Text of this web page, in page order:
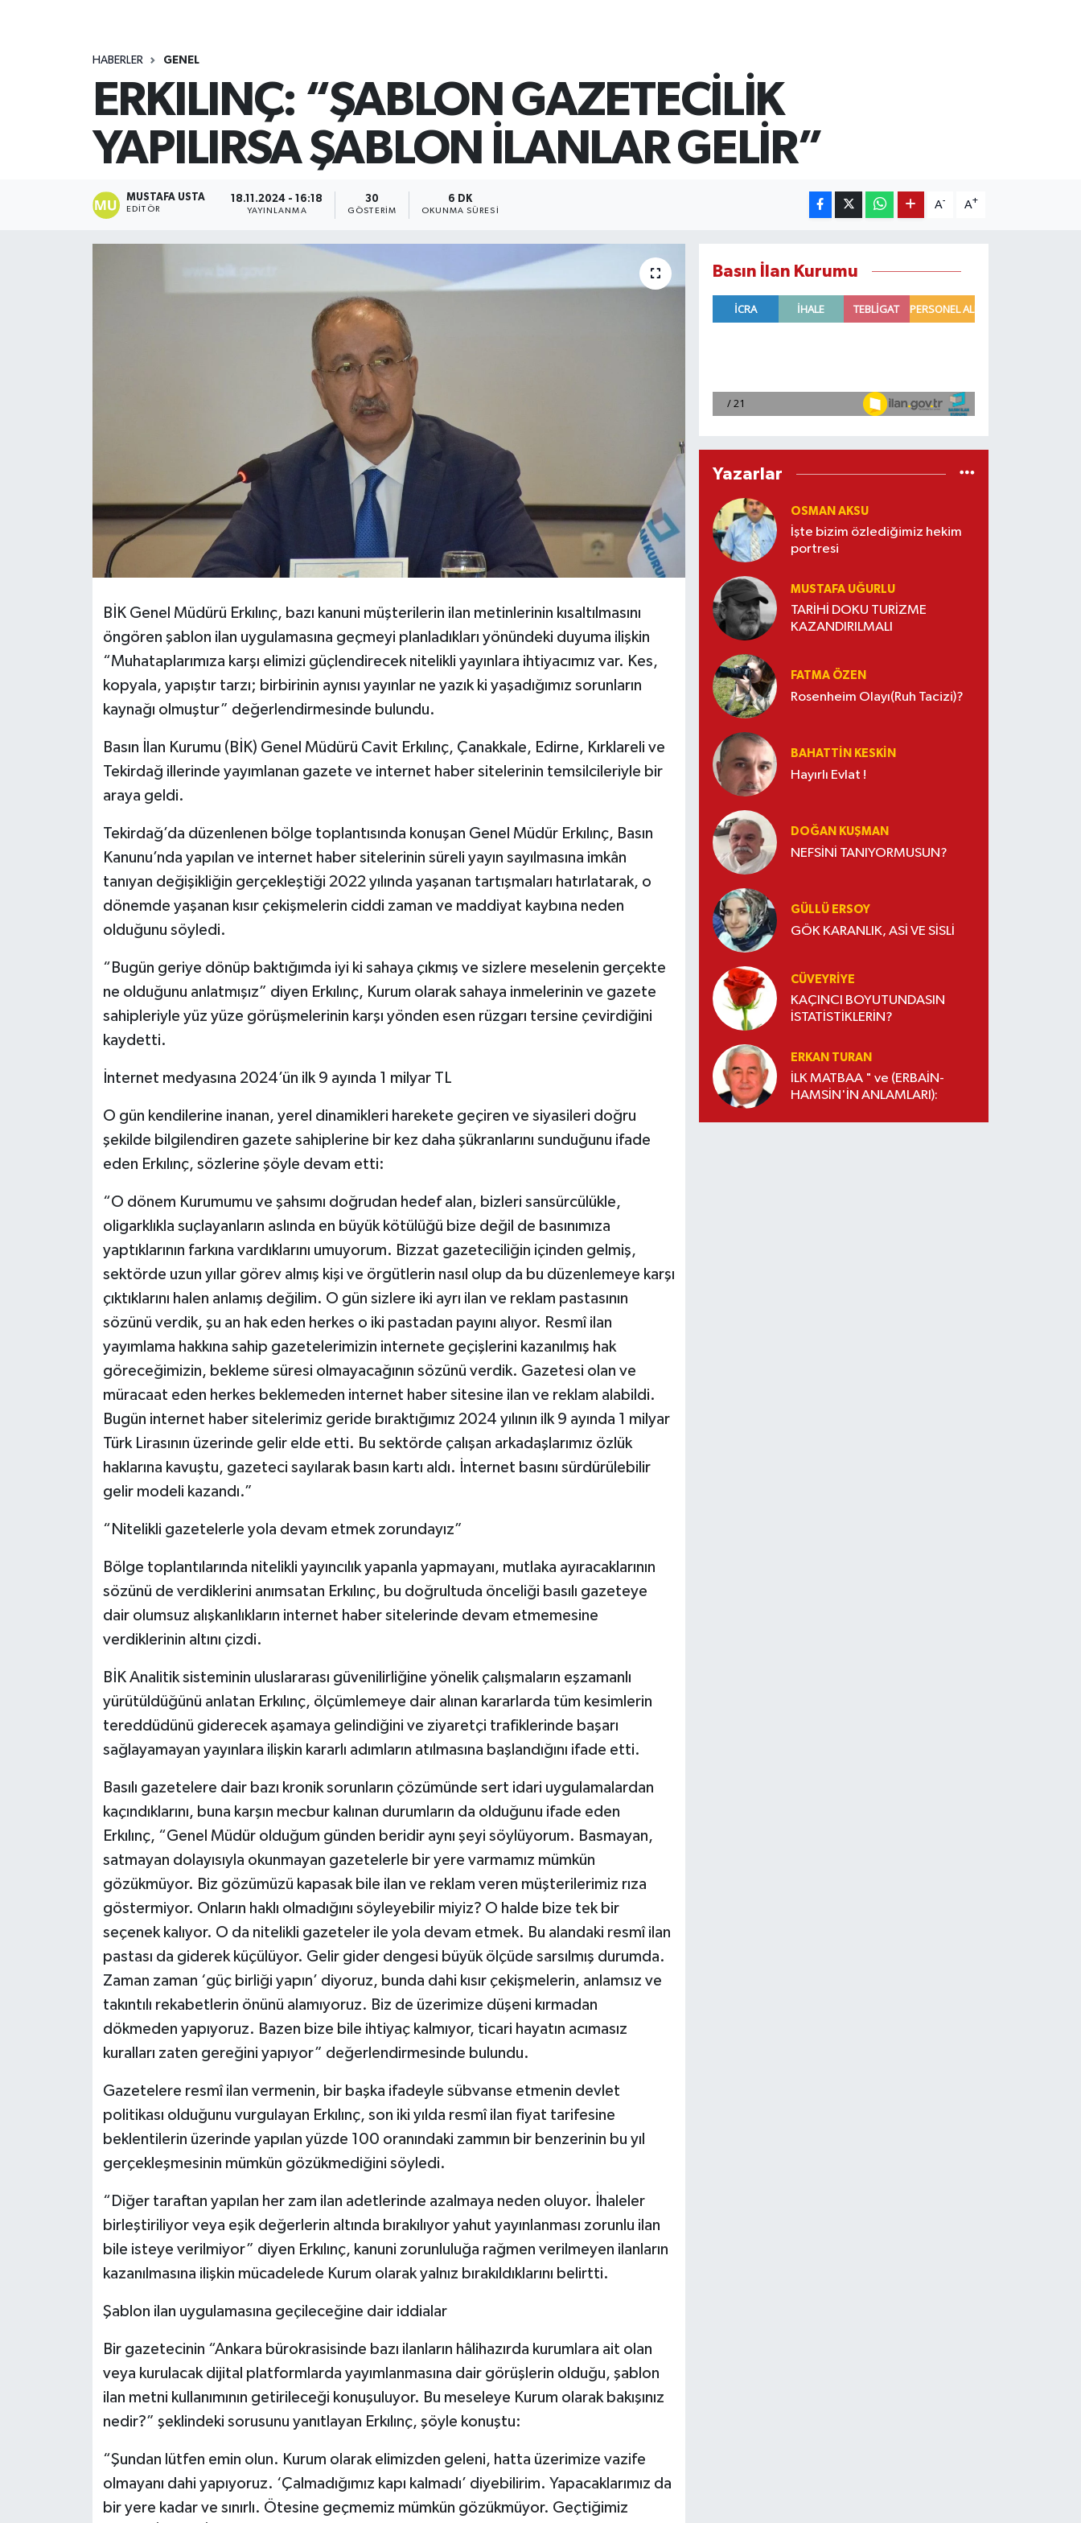
HABERLER GENEL
ERKILINÇ: “ŞABLON GAZETECİLİK
YAPILIRSA ŞABLON İLANLAR GELİR”
MUSTAFA USTA
EDITÖR
18.11.2024 - 16:18
YAYINLANMA
30
GÖSTERIM
6 DK
OKUNMA SÜRESI
A- A+
BİK Genel Müdürü Erkılınç, bazı kanuni müşterilerin ilan metinlerinin kısaltılmasını
öngören şablon ilan uygulamasına geçmeyi planladıkları yönündeki duyuma ilişkin
“Muhataplarımıza karşı elimizi güçlendirecek nitelikli yayınlara ihtiyacımız var. Kes,
kopyala, yapıştır tarzı; birbirinin aynısı yayınlar ne yazık ki yaşadığımız sorunların
kaynağı olmuştur” değerlendirmesinde bulundu.
Basın İlan Kurumu (BİK) Genel Müdürü Cavit Erkılınç, Çanakkale, Edirne, Kırklareli ve
Tekirdağ illerinde yayımlanan gazete ve internet haber sitelerinin temsilcileriyle bir
araya geldi.
Tekirdağ’da düzenlenen bölge toplantısında konuşan Genel Müdür Erkılınç, Basın
Kanunu’nda yapılan ve internet haber sitelerinin süreli yayın sayılmasına imkân
tanıyan değişikliğin gerçekleştiği 2022 yılında yaşanan tartışmaları hatırlatarak, o
dönemde yaşanan kısır çekişmelerin ciddi zaman ve maddiyat kaybına neden
olduğunu söyledi.
“Bugün geriye dönüp baktığımda iyi ki sahaya çıkmış ve sizlere meselenin gerçekte
ne olduğunu anlatmışız” diyen Erkılınç, Kurum olarak sahaya inmelerinin ve gazete
sahipleriyle yüz yüze görüşmelerinin karşı yönden esen rüzgarı tersine çevirdiğini
kaydetti.
İnternet medyasına 2024’ün ilk 9 ayında 1 milyar TL
O gün kendilerine inanan, yerel dinamikleri harekete geçiren ve siyasileri doğru
şekilde bilgilendiren gazete sahiplerine bir kez daha şükranlarını sunduğunu ifade
eden Erkılınç, sözlerine şöyle devam etti:
“O dönem Kurumumu ve şahsımı doğrudan hedef alan, bizleri sansürcülükle,
oligarklıkla suçlayanların aslında en büyük kötülüğü bize değil de basınımıza
yaptıklarının farkına vardıklarını umuyorum. Bizzat gazeteciliğin içinden gelmiş,
sektörde uzun yıllar görev almış kişi ve örgütlerin nasıl olup da bu düzenlemeye karşı
çıktıklarını halen anlamış değilim. O gün sizlere iki ayrı ilan ve reklam pastasının
sözünü verdik, şu an hak eden herkes o iki pastadan payını alıyor. Resmî ilan
yayımlama hakkına sahip gazetelerimizin internete geçişlerini kazanılmış hak
göreceğimizin, bekleme süresi olmayacağının sözünü verdik. Gazetesi olan ve
müracaat eden herkes beklemeden internet haber sitesine ilan ve reklam alabildi.
Bugün internet haber sitelerimiz geride bıraktığımız 2024 yılının ilk 9 ayında 1 milyar
Türk Lirasının üzerinde gelir elde etti. Bu sektörde çalışan arkadaşlarımız özlük
haklarına kavuştu, gazeteci sayılarak basın kartı aldı. İnternet basını sürdürülebilir
gelir modeli kazandı.”
“Nitelikli gazetelerle yola devam etmek zorundayız”
Bölge toplantılarında nitelikli yayıncılık yapanla yapmayanı, mutlaka ayıracaklarının
sözünü de verdiklerini anımsatan Erkılınç, bu doğrultuda önceliği basılı gazeteye
dair olumsuz alışkanlıkların internet haber sitelerinde devam etmemesine
verdiklerinin altını çizdi.
BİK Analitik sisteminin uluslararası güvenilirliğine yönelik çalışmaların eşzamanlı
yürütüldüğünü anlatan Erkılınç, ölçümlemeye dair alınan kararlarda tüm kesimlerin
tereddüdünü giderecek aşamaya gelindiğini ve ziyaretçi trafiklerinde başarı
sağlayamayan yayınlara ilişkin kararlı adımların atılmasına başlandığını ifade etti.
Basılı gazetelere dair bazı kronik sorunların çözümünde sert idari uygulamalardan
kaçındıklarını, buna karşın mecbur kalınan durumların da olduğunu ifade eden
Erkılınç, “Genel Müdür olduğum günden beridir aynı şeyi söylüyorum. Basmayan,
satmayan dolayısıyla okunmayan gazetelerle bir yere varmamız mümkün
gözükmüyor. Biz gözümüzü kapasak bile ilan ve reklam veren müşterilerimiz rıza
göstermiyor. Onların haklı olmadığını söyleyebilir miyiz? O halde bize tek bir
seçenek kalıyor. O da nitelikli gazeteler ile yola devam etmek. Bu alandaki resmî ilan
pastası da giderek küçülüyor. Gelir gider dengesi büyük ölçüde sarsılmış durumda.
Zaman zaman ‘güç birliği yapın’ diyoruz, bunda dahi kısır çekişmelerin, anlamsız ve
takıntılı rekabetlerin önünü alamıyoruz. Biz de üzerimize düşeni kırmadan
dökmeden yapıyoruz. Bazen bize bile ihtiyaç kalmıyor, ticari hayatın acımasız
kuralları zaten gereğini yapıyor” değerlendirmesinde bulundu.
Gazetelere resmî ilan vermenin, bir başka ifadeyle sübvanse etmenin devlet
politikası olduğunu vurgulayan Erkılınç, son iki yılda resmî ilan fiyat tarifesine
beklentilerin üzerinde yapılan yüzde 100 oranındaki zammın bir benzerinin bu yıl
gerçekleşmesinin mümkün gözükmediğini söyledi.
“Diğer taraftan yapılan her zam ilan adetlerinde azalmaya neden oluyor. İhaleler
birleştiriliyor veya eşik değerlerin altında bırakılıyor yahut yayınlanması zorunlu ilan
bile isteye verilmiyor” diyen Erkılınç, kanuni zorunluluğa rağmen verilmeyen ilanların
kazanılmasına ilişkin mücadelede Kurum olarak yalnız bırakıldıklarını belirtti.
Şablon ilan uygulamasına geçileceğine dair iddialar
Bir gazetecinin “Ankara bürokrasisinde bazı ilanların hâlihazırda kurumlara ait olan
veya kurulacak dijital platformlarda yayımlanmasına dair görüşlerin olduğu, şablon
ilan metni kullanımının getirileceği konuşuluyor. Bu meseleye Kurum olarak bakışınız
nedir?” şeklindeki sorusunu yanıtlayan Erkılınç, şöyle konuştu:
“Şundan lütfen emin olun. Kurum olarak elimizden geleni, hatta üzerimize vazife
olmayanı dahi yapıyoruz. ‘Çalmadığımız kapı kalmadı’ diyebilirim. Yapacaklarımız da
bir yere kadar ve sınırlı. Ötesine geçmemiz mümkün gözükmüyor. Geçtiğimiz
Basın İlan Kurumu
Yazarlar
OSMAN AKSU
İşte bizim özlediğimiz hekim
portresi
MUSTAFA UĞURLU
TARİHİ DOKU TURİZME
KAZANDIRILMALI
FATMA ÖZEN
Rosenheim Olayı(Ruh Tacizi)?
BAHATTIN KESKİN
Hayırlı Evlat !
DOĞAN KUŞMAN
NEFSİNİ TANIYORMUSUN?
GÜLLÜ ERSOY
GÖK KARANLIK, ASİ VE SİSLİ
CÜVEYRIYE
KAÇINCI BOYUTUNDASIN
İSTATİSTİKLERİN?
ERKAN TURAN
İLK MATBAA " ve (ERBAİN-
HAMSİN'İN ANLAMLARI):